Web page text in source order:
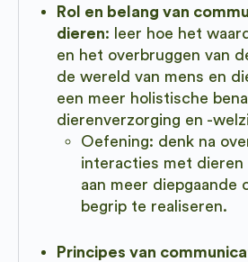
Rol en belang van
dieren: leer hoe het
en het overbruggen van
de wereld van mens en
een meer holistische
dierenverzorging en -
Oefening: denk na
interacties met dieren
aan meer diepgaande
begrip te realiseren.
Principes van